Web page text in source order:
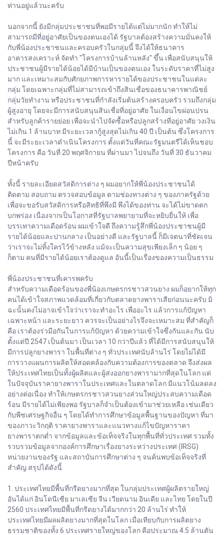
ท่านอยู่แล้วนะครับ
นอกจากนี้ ยังมีกลุ่มประชาชนที่พอมีรายได้แต่ไม่มากนัก ทำให้ไม่
สามารถมีที่อยู่อาศัยเป็นของตนเองได้ รัฐบาลต้องสร้างความมั่นคงให้
กับพี่น้องประชาชนและครอบครัวในกลุ่มนี้ จึงได้ให้ธนาคาร
อาคารสงเคราะห์ จัดทำ "โครงการบ้านล้านหลัง" ขึ้น เพื่อสนับสนุนให้
ประชาชนผู้มีรายได้น้อยได้มีบ้านเป็นของตนเอง ในระดับราคาที่ไม่สูง
มาก และเหมาะสมกับศักยภาพการหารายได้ของประชาชนในแต่ละ
กลุ่ม โดยเฉพาะกลุ่มที่ไม่สามารถเข้าถึงสินเชื่อของธนาคารพาณิชย์
กลุ่มวัยทำงาน หรือประชาชนที่กำลังเริ่มต้นสร้างครอบครัว รวมถึงกลุ่ม
ผู้สูงอายุ โดยจะมีการสนับสนุนสินเชื่อที่อยู่อาศัย ในเงื่อนไขผ่อนปรน
สำหรับลูกค้ารายย่อย เพื่อจะนำไปจัดซื้อหรือปลูกสร้างที่อยู่อาศัย วงเงิน
ไม่เกิน 1 ล้านบาท มีระยะเวลากู้สูงสุดไม่เกิน 40 ปี เป็นต้น ซึ่งโครงการ
นี้ จะมีระยะเวลาดำเนินโครงการ ตั้งแต่วันที่คณะรัฐมนตรีได้เห็นชอบ
โครงการ คือ วันที่ 20 พฤศจิกายน ที่ผ่านมา ไปจนถึง วันที่ 30 ธันวาคม
ปีหน้าครับ
ทั้งนี้ รายละเอียดสวัสดิการต่าง ๆ ผมอยากให้พี่น้องประชาชนได้
ติดตาม สอบถาม ตรวจสอบข้อมูล ตามช่องทางต่าง ๆ ของภาครัฐด้วย
เพื่อจะขอรับสวัสดิการหรือสิทธิที่พึงมี พึงได้ของท่าน จะได้ไม่ขาดตก
บกพร่อง เนื่องจากเป็นโอกาสที่รัฐบาลพยายามที่จะหยิบยื่นให้ เพื่อ
บรรเทาความเดือดร้อน ผมเข้าใจดี ถึงความรู้สึกพี่น้องประชาชนผู้มี
รายได้น้อยและปานกลาง เป็นอย่างดี และรัฐบาลนี้ ก็มีเจตนาที่ชัดเจน
ว่าเราจะไม่ทิ้งใครไว้ข้างหลัง แม้จะเป็นความสุขเพียงเล็ก ๆ น้อย ๆ
ก็ตาม คนที่มีรายได้น้อยเราต้องดูแล อันนี้เป็นเรื่องของความเป็นธรรม
พี่น้องประชาชนที่เคารพครับ
สำหรับความเดือดร้อนของพี่น้องเกษตรกรชาวสวนยาง ผมก็อยากให้ทุก
คนได้เข้าใจสภาพแวดล้อมที่เกี่ยวกับตลาดยางพาราเสียก่อนนะครับ มิ
ฉะนั้นคงไม่อาจเข้าใจว่าเราจะทำอะไร เพื่ออะไร แล้วการแก้ปัญหา
เฉพาะหน้า และระยะยาว ควรจะเป็นอย่างไรจึงจะเหมาะสม ที่สำคัญก็
คือ เราต้องร่วมือกันในการแก้ปัญหา ด้วยความเข้าใจซึ่งกันและกัน นับ
ตั้งแต่ปี 2547 เป็นต้นมา เป็นเวลา 10 กว่าปีแล้ว ที่ได้มีการสนับสนุนให้
มีการปลูกยางพารา ในพื้นที่ต่าง ๆ ทั่วประเทศนับล้านไร่ โดยไม่ได้มี
การวางแผนการผลิตให้สอดคล้องกับความต้องการของตลาด จึงส่งผล
ให้ประเทศไทยเป็นทั้งผู้ผลิตและผู้ส่งออกยางพารามากที่สุดในโลก แต่
ในปัจจุบันราคายางพาราในประเทศและในตลาดโลก มีแนวโน้มลดลง
อย่างต่อเนื่อง ทำให้เกษตรกรชาวสวนยางส่วนใหญ่ประสบความเดือด
ร้อน มีรายได้ไม่เพียงพอ รัฐบาลก็จำเป็นต้องเข้ามาช่วยเหลือ เช่นเดียว
กับพืชเศรษฐกิจอื่น ๆ โดยได้ทำการศึกษาข้อมูลพื้นฐานของปัญหา ที่มา
ของภาวะวิกฤติ ราคายางพาราและแนวทางแก้ไขปัญหาราคา
ยางพาราตกต่ำ จากข้อมูลและข้อเท็จจริงในทุกพื้นที่ทั่วประเทศ รวมทั้ง
รวบรวมข้อมูลจากองค์การศึกษาเรื่องยางระหว่างประเทศ (IRSG)
หน่วยงานของรัฐ และสถาบันการศึกษาต่าง ๆ จนค้นพบข้อเท็จจริงที่
สำคัญ สรุปได้ดังนี้
1. ประเทศไทยมีพื้นที่กรีดยางมากที่สุด ในกลุ่มประเทศผู้ผลิตรายใหญ่
อันได้แก่ อินโดนีเซีย มาเลเซีย จีน เวียดนาม อินเดีย และไทย โดยในปี
2560 ประเทศไทยมีพื้นที่กรีดยางได้มากกว่า 20 ล้านไร่ ทำให้
ประเทศไทยมีผลผลิตยางมากที่สุดในโลก เมื่อเทียบกับการผลิตยาง
ธรรมชาติของทั้ง 6 ประเทศรายใหญ่ของโลก คือประมาณ 4.5 ล้านตัน